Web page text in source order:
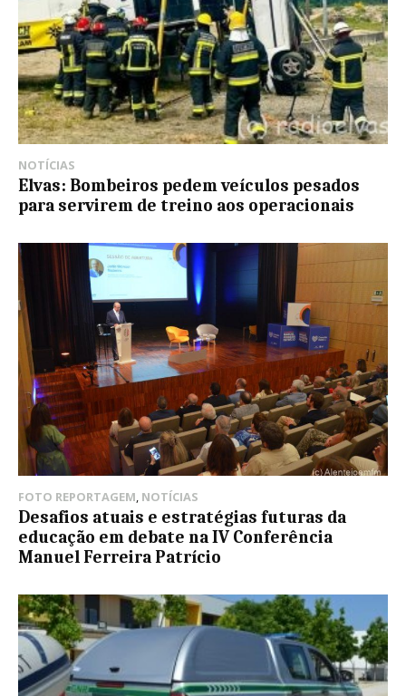
NOTÍCIAS
Elvas: Bombeiros pedem veículos pesados
para servirem de treino aos operacionais
FOTO REPORTAGEM, NOTÍCIAS
Desafios atuais e estratégias futuras da
educação em debate na IV Conferência
Manuel Ferreira Patrício